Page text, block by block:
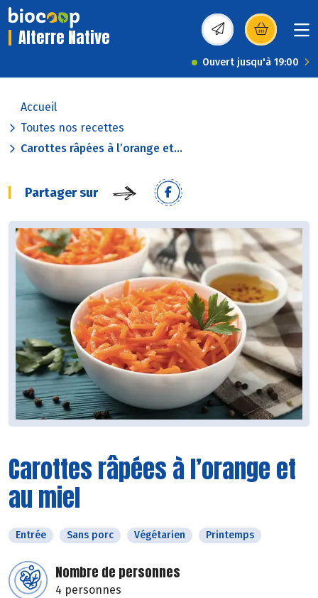
Alterre Native (s’ouvre dans une
Ouvert jusqu'à 19:00
Accueil
Toutes nos recettes
Carottes râpées à l’orange et...
Partager sur
Carottes râpées à l’orange et
au miel
Entrée Sans porc Végétarien Printemps
Nombre de personnes
4 personnes